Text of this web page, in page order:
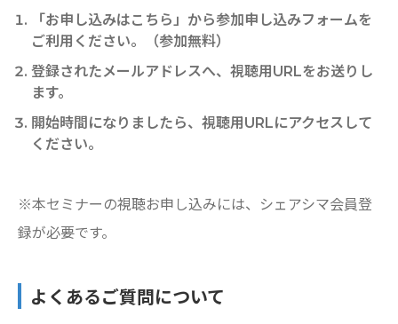
「お申し込みはこちら」から参加申し込みフォームを
ご利⽤ください。（参加無料）
登録されたメールアドレスへ、視聴用URLをお送りし
ます。
開始時間になりましたら、視聴用URLにアクセスして
ください。
※本セミナーの視聴お申し込みには、シェアシマ会員登
録が必要です。
よくあるご質問について